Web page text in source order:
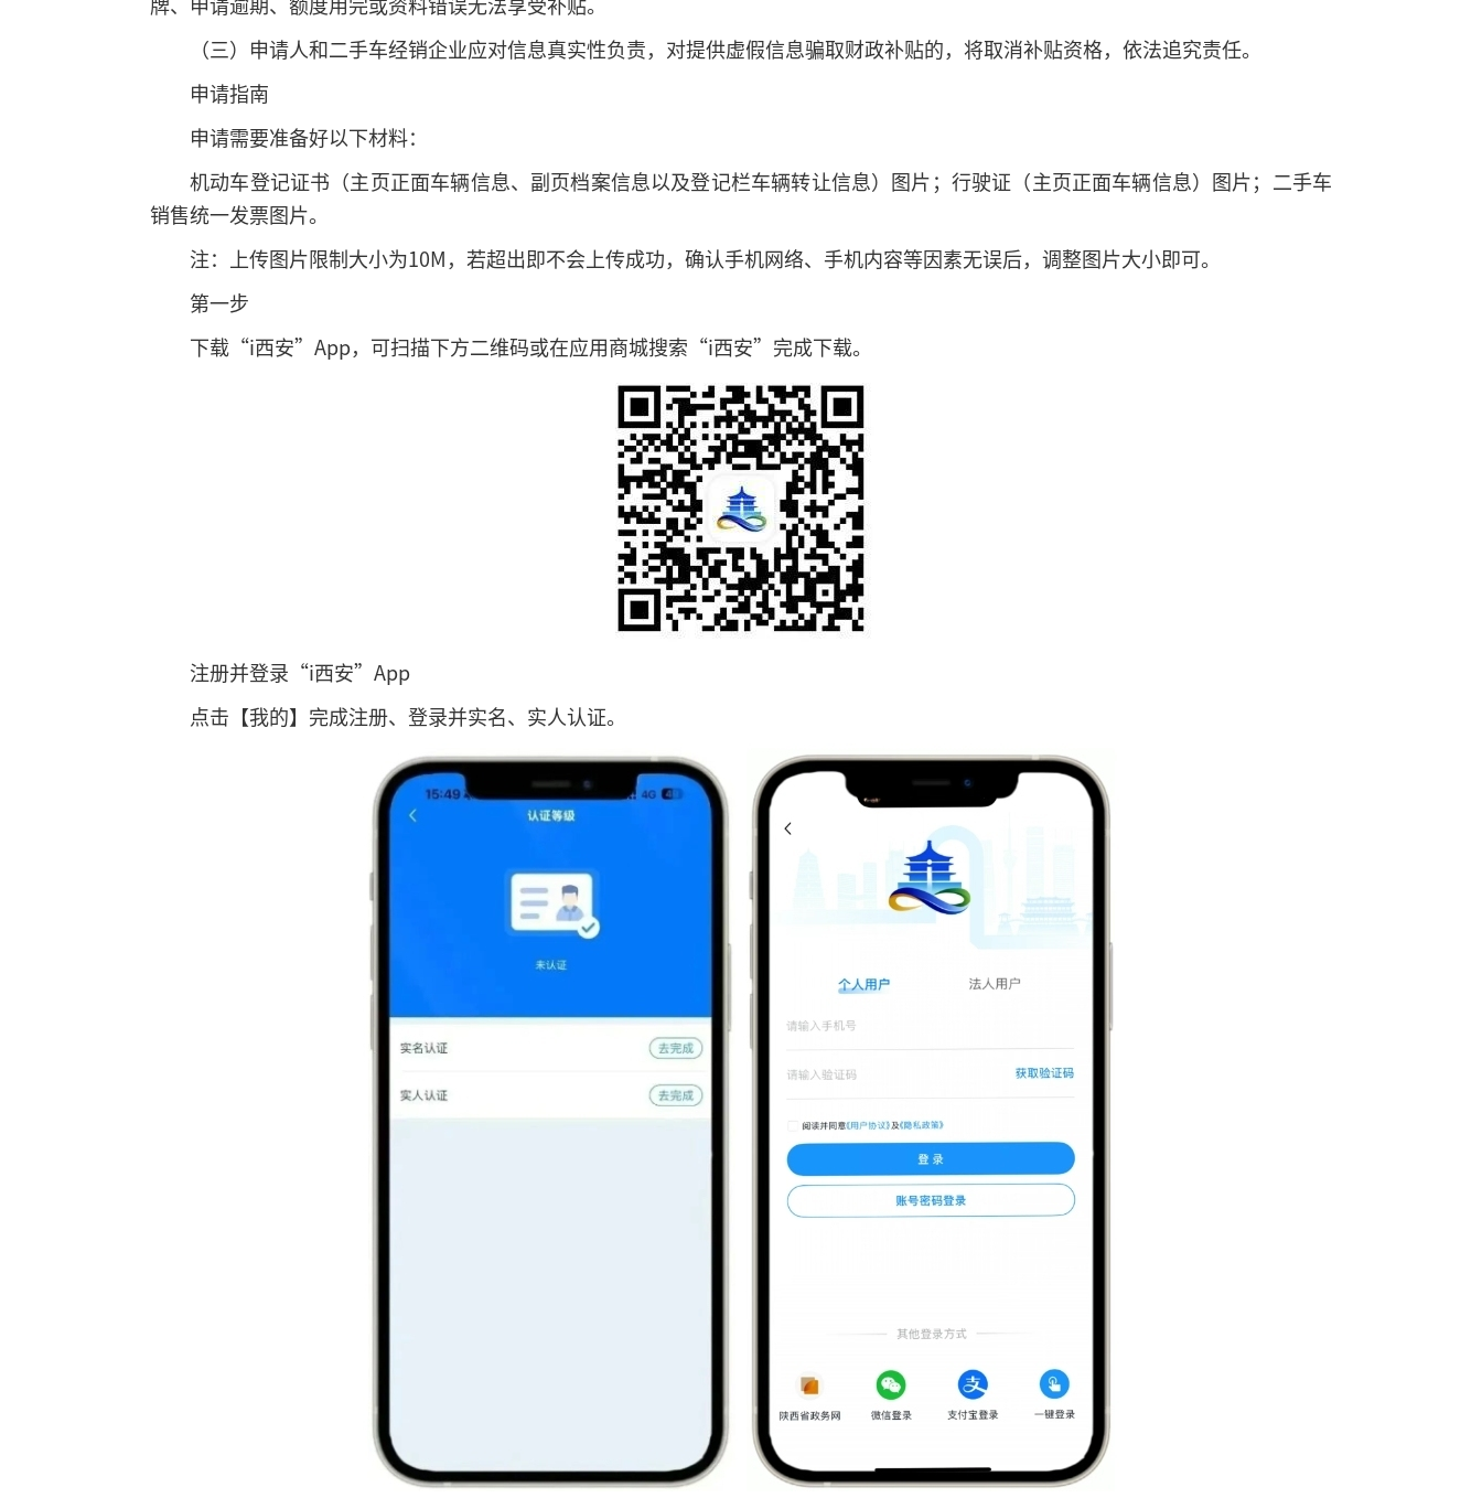
（三）申请人和二手车经销企业应对信息真实性负责，对提供虚假信息骗取财政补贴的，将取消补贴资格，依法追究责任。
申请指南
申请需要准备好以下材料：
机动车登记证书（主页正面车辆信息、副页档案信息以及登记栏车辆转让信息）图片；行驶证（主页正面车辆信息）图片；二手车
销售统一发票图片。
注：上传图片限制大小为10M，若超出即不会上传成功，确认手机网络、手机内容等因素无误后，调整图片大小即可。
第一步
下载“i西安”App，可扫描下方二维码或在应用商城搜索“i西安”完成下载。
注册并登录“i西安”App
点击【我的】完成注册、登录并实名、实人认证。